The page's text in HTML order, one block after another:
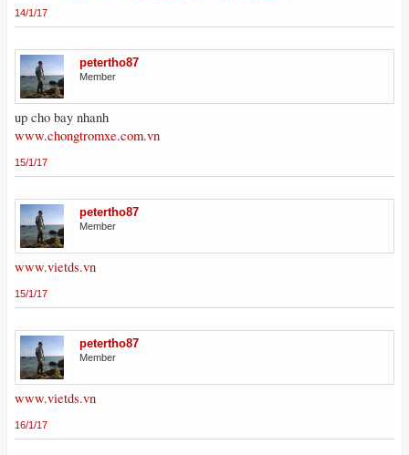
14/1/17
petertho87
Member
up cho bay nhanh
www.chongtromxe.com.vn
15/1/17
petertho87
Member
www.vietds.vn
15/1/17
petertho87
Member
www.vietds.vn
16/1/17